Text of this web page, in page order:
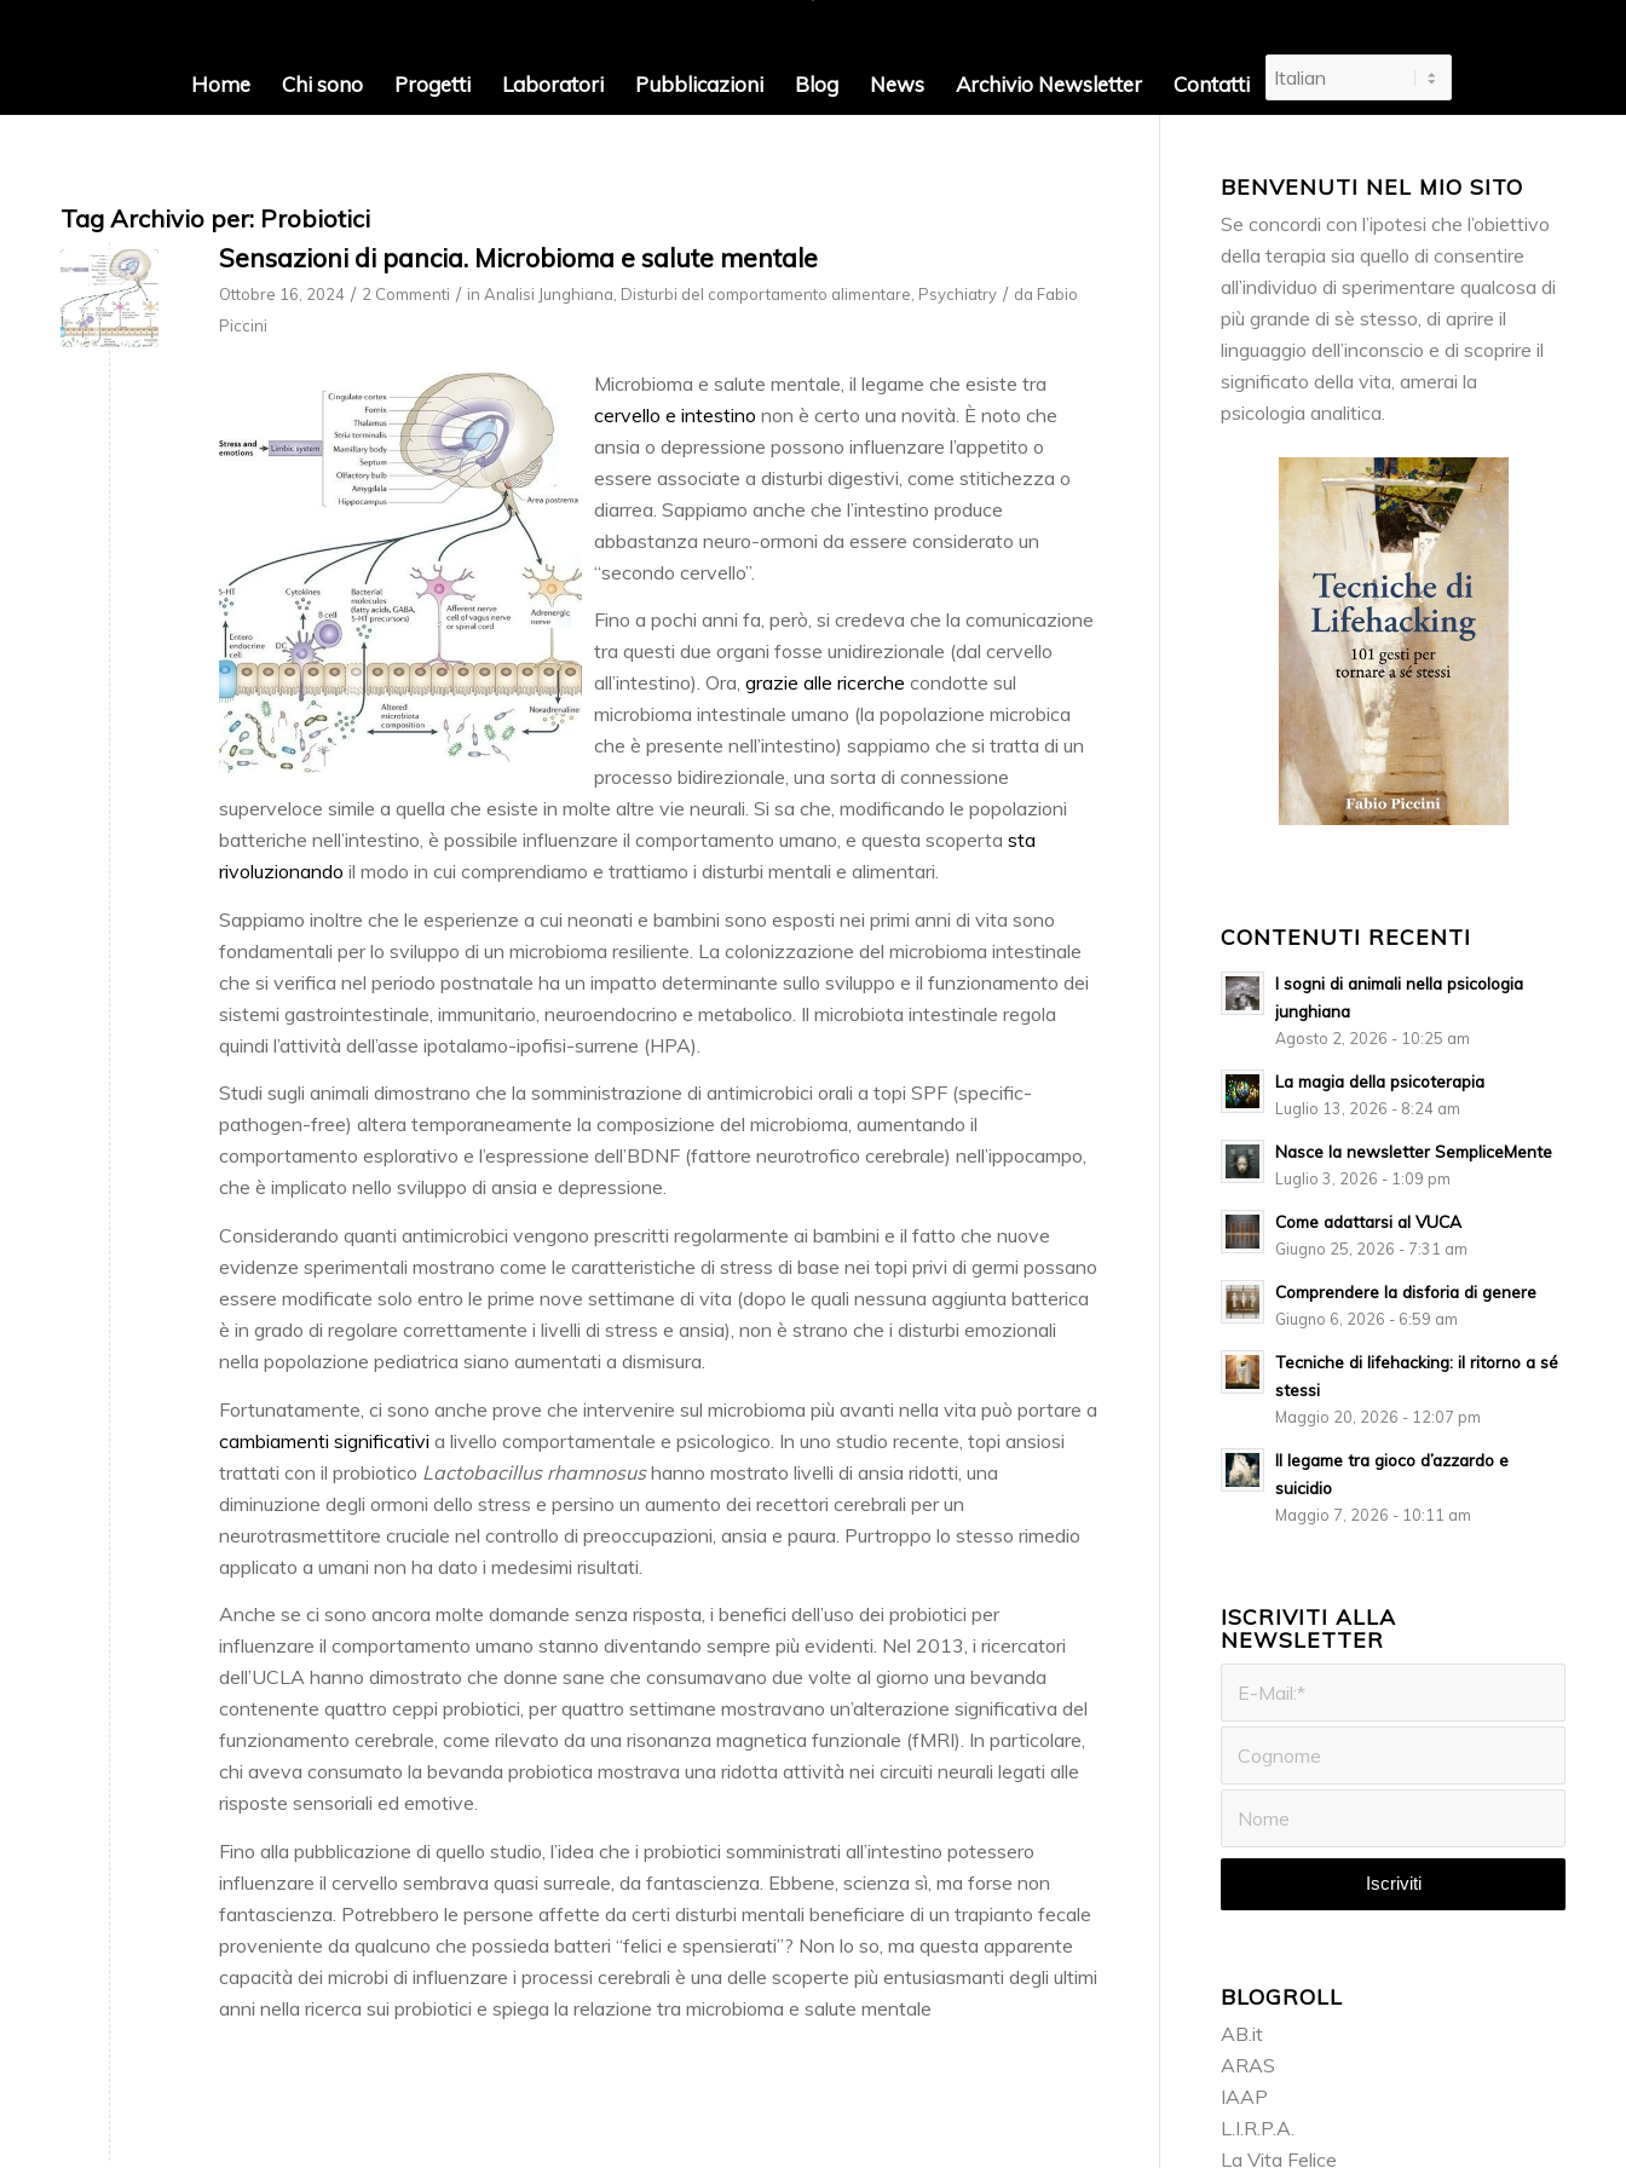
Home Chi sono Progetti Laboratori Pubblicazioni Blog News Archivio Newsletter Contatti
Tag Archivio per: Probiotici
Sensazioni di pancia. Microbioma e salute mentale
Ottobre 16, 2024 / 2 Commenti / in Analisi Junghiana Disturbi del comportamento alimentare Psychiatry / da Fabio
Piccini
Microbioma e salute mentale, il legame che esiste tra
cervello e intestino non è certo una novità. È noto che
ansia o depressione possono influenzare l’appetito o
essere associate a disturbi digestivi, come stitichezza o
diarrea. Sappiamo anche che l’intestino produce
abbastanza neuro-ormoni da essere considerato un
“secondo cervello”.
Fino a pochi anni fa, però, si credeva che la comunicazione
tra questi due organi fosse unidirezionale (dal cervello
all’intestino). Ora, grazie alle ricerche condotte sul
microbioma intestinale umano (la popolazione microbica
che è presente nell’intestino) sappiamo che si tratta di un
processo bidirezionale, una sorta di connessione
superveloce simile a quella che esiste in molte altre vie neurali. Si sa che, modificando le popolazioni
batteriche nell’intestino, è possibile influenzare il comportamento umano, e questa scoperta sta
rivoluzionando il modo in cui comprendiamo e trattiamo i disturbi mentali e alimentari.
Sappiamo inoltre che le esperienze a cui neonati e bambini sono esposti nei primi anni di vita sono
fondamentali per lo sviluppo di un microbioma resiliente. La colonizzazione del microbioma intestinale
che si verifica nel periodo postnatale ha un impatto determinante sullo sviluppo e il funzionamento dei
sistemi gastrointestinale, immunitario, neuroendocrino e metabolico. Il microbiota intestinale regola
quindi l’attività dell’asse ipotalamo-ipofisi-surrene (HPA).
Studi sugli animali dimostrano che la somministrazione di antimicrobici orali a topi SPF (specific-
pathogen-free) altera temporaneamente la composizione del microbioma, aumentando il
comportamento esplorativo e l’espressione dell’BDNF (fattore neurotrofico cerebrale) nell’ippocampo,
che è implicato nello sviluppo di ansia e depressione.
Considerando quanti antimicrobici vengono prescritti regolarmente ai bambini e il fatto che nuove
evidenze sperimentali mostrano come le caratteristiche di stress di base nei topi privi di germi possano
essere modificate solo entro le prime nove settimane di vita (dopo le quali nessuna aggiunta batterica
è in grado di regolare correttamente i livelli di stress e ansia), non è strano che i disturbi emozionali
nella popolazione pediatrica siano aumentati a dismisura.
Fortunatamente, ci sono anche prove che intervenire sul microbioma più avanti nella vita può portare a
cambiamenti significativi a livello comportamentale e psicologico. In uno studio recente, topi ansiosi
trattati con il probiotico Lactobacillus rhamnosushanno mostrato livelli di ansia ridotti, una
diminuzione degli ormoni dello stress e persino un aumento dei recettori cerebrali per un
neurotrasmettitore cruciale nel controllo di preoccupazioni, ansia e paura. Purtroppo lo stesso rimedio
applicato a umani non ha dato i medesimi risultati.
Anche se ci sono ancora molte domande senza risposta, i benefici dell’uso dei probiotici per
influenzare il comportamento umano stanno diventando sempre più evidenti. Nel 2013, i ricercatori
dell’UCLA hanno dimostrato che donne sane che consumavano due volte al giorno una bevanda
contenente quattro ceppi probiotici, per quattro settimane mostravano un’alterazione significativa del
funzionamento cerebrale, come rilevato da una risonanza magnetica funzionale (fMRI). In particolare,
chi aveva consumato la bevanda probiotica mostrava una ridotta attività nei circuiti neurali legati alle
risposte sensoriali ed emotive.
Fino alla pubblicazione di quello studio, l’idea che i probiotici somministrati all’intestino potessero
influenzare il cervello sembrava quasi surreale, da fantascienza. Ebbene, scienza sì, ma forse non
fantascienza. Potrebbero le persone affette da certi disturbi mentali beneficiare di un trapianto fecale
proveniente da qualcuno che possieda batteri “felici e spensierati”? Non lo so, ma questa apparente
capacità dei microbi di influenzare i processi cerebrali è una delle scoperte più entusiasmanti degli ultimi
anni nella ricerca sui probiotici e spiega la relazione tra microbioma e salute mentale
BENVENUTI NEL MIO SITO
Se concordi con l’ipotesi che l’obiettivo
della terapia sia quello di consentire
all’individuo di sperimentare qualcosa di
più grande di sè stesso, di aprire il
linguaggio dell’inconscio e di scoprire il
significato della vita, amerai la
psicologia analitica.
CONTENUTI RECENTI
I sogni di animali nella psicologia
junghiana
Agosto 2, 2026 - 10:25 am
La magia della psicoterapia
Luglio 13, 2026 - 8:24 am
Nasce la newsletter SempliceMente
Luglio 3, 2026 - 1:09 pm
Come adattarsi al VUCA
Giugno 25, 2026 - 7:31 am
Comprendere la disforia di genere
Giugno 6, 2026 - 6:59 am
Tecniche di lifehacking: il ritorno a sé
stessi
Maggio 20, 2026 - 12:07 pm
Il legame tra gioco d’azzardo e
suicidio
Maggio 7, 2026 - 10:11 am
ISCRIVITI ALLA
NEWSLETTER
BLOGROLL
AB.it
ARAS
IAAP
L.I.R.P.A.
La Vita Felice